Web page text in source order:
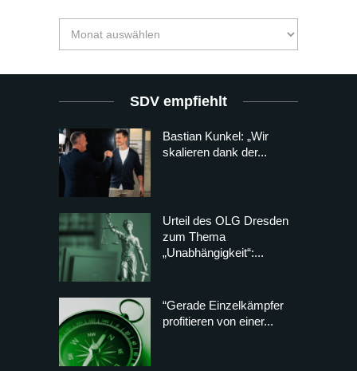
SDV empfiehlt
Bastian Kunkel: „Wir
skalieren dank der...
Urteil des OLG Dresden
zum Thema
„Unabhängigkeit“:...
“Gerade Einzelkämpfer
profitieren von einer...